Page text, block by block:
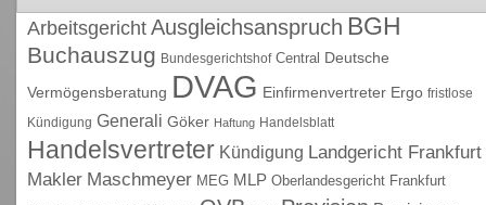
Arbeitsgericht Ausgleichsanspruch BGH
Buchauszug Bundesgerichtshof Central Deutsche
Vermögensberatung DVAG Einfirmenvertreter Ergo fristlose
Kündigung Generali Göker Haftung Handelsblatt
Handelsvertreter Kündigung Landgericht Frankfurt
Makler Maschmeyer MEG MLP Oberlandesgericht Frankfurt